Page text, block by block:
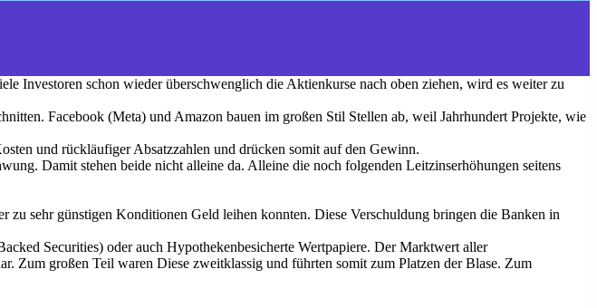
Investoren schon wieder überschwenglich die Aktienkurse nach oben ziehen, wird es weiter zu
Facebook (Meta) und Amazon bauen im großen Stil Stellen ab, weil Jahrhundert Projekte, wie
und rückläufiger Absatzzahlen und drücken somit auf den Gewinn.
Damit stehen beide nicht alleine da. Alleine die noch folgenden Leitzinserhöhungen seitens
sehr günstigen Konditionen Geld leihen konnten. Diese Verschuldung bringen die Banken in
Securities) oder auch Hypothekenbesicherte Wertpapiere. Der Marktwert aller
Zum großen Teil waren Diese zweitklassig und führten somit zum Platzen der Blase. Zum